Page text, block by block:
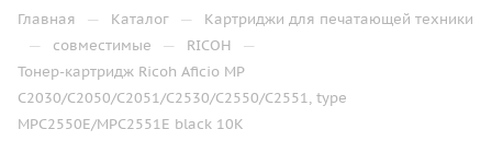
Главная — Каталог — Картриджи для печатающей техники
— совместимые — RICOH —
Тонер-картридж Ricoh Aficio MP
C2030/C2050/C2051/C2530/C2550/С2551, type
MPC2550E/MPC2551E black 10K